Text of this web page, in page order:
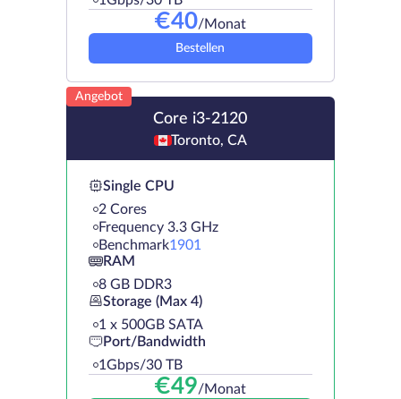
€40/Monat
Bestellen
Angebot
Core i3-2120
Toronto, CA
Single CPU
2 Cores
Frequency 3.3 GHz
Benchmark1901
RAM
8 GB DDR3
Storage (Max 4)
1 х 500GB SATA
Port/Bandwidth
1Gbps/30 TB
€49/Monat